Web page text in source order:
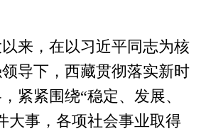
，在以习近平同志为核
导下，西藏贯彻落实新时
紧紧围绕“稳定、发展、
大事，各项社会事业取得